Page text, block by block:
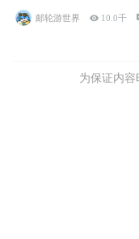
个州/省：美国华盛顿州
邮轮游世界  10.0千
为保证内容